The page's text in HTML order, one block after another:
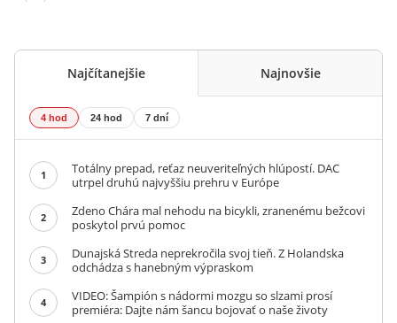
Najčítanejšie Najnovšie
4 hod 24 hod 7 dní
1
Totálny prepad, reťaz neuveriteľných hlúpostí. DAC
utrpel druhú najvyššiu prehru v Európe
2
Zdeno Chára mal nehodu na bicykli, zranenému bežcovi
poskytol prvú pomoc
3
Dunajská Streda neprekročila svoj tieň. Z Holandska
odchádza s hanebným výpraskom
4
VIDEO: Šampión s nádormi mozgu so slzami prosí
premiéra: Dajte nám šancu bojovať o naše životy